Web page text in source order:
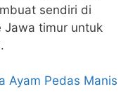
sendiri di
Jawa timur untuk
Ayam Pedas Manis